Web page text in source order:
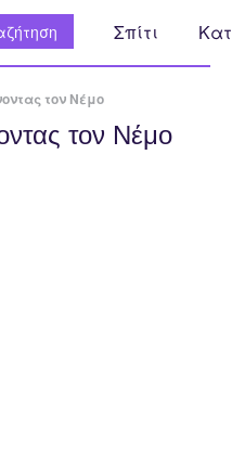
Σπίτι
τον Νέμο
τον Νέμο